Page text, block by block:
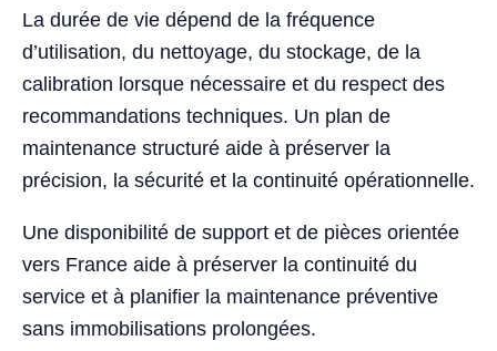
La durée de vie dépend de la fréquence
d’utilisation, du nettoyage, du stockage, de la
calibration lorsque nécessaire et du respect des
recommandations techniques. Un plan de
maintenance structuré aide à préserver la
précision, la sécurité et la continuité opérationnelle.
Une disponibilité de support et de pièces orientée
vers France aide à préserver la continuité du
service et à planifier la maintenance préventive
sans immobilisations prolongées.